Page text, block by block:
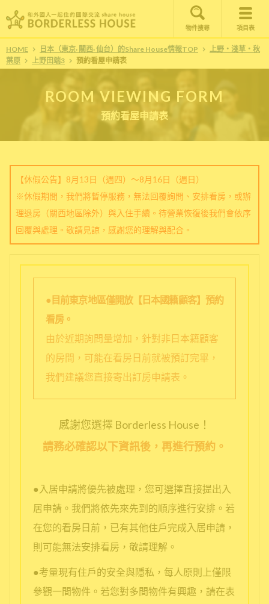
物件搜尋 項目表
HOME 日本（東京· 關西· 仙台）的Share House情報TOP
上野・淺草・秋
葉原
上野田端3 預約看屋申請表
ROOM VIEWING FORM
預約看屋申請表
【休假公告】8月13日（週四）～8月16日（週日）
※休假期間，我們將暫停服務，無法回覆詢問、安排看房，或辦
理退房（關西地區除外）與入住手續。待營業恢復後我們會依序
回覆與處理。敬請見諒，感謝您的理解與配合。
●目前東京地區僅開放【日本國籍顧客】預約
看房。
由於近期詢問量增加，針對非日本籍顧客
的房間，可能在看房日前就被預訂完畢，
我們建議您直接寄出訂房申請表。
感謝您選擇 Borderless House！
請務必確認以下資訊後，再進行預約。
●入居申請將優先被處理，您可選擇直接提出入
居申請。我們將依先來先到的順序進行安排。若
在您的看房日前，已有其他住戶完成入居申請，
則可能無法安排看房，敬請理解。
●考量現有住戶的安全與隱私，每人原則上僅限
參觀一間物件。若您對多間物件有興趣，請在表